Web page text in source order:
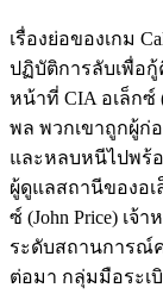
เรื่องย่อของเกม
ปฏิบัติการลับเพื่อ
หน้าที่ CIA อเล็กซ์
พล พวกเขาถูกผู้ก่
และหลบหนีไปพร้อ
ผู้ดูแลสถานีของอ
ซ์ (John Price) เ
ระดับสถานการณ์
ต่อมา กลุ่มมือระเ